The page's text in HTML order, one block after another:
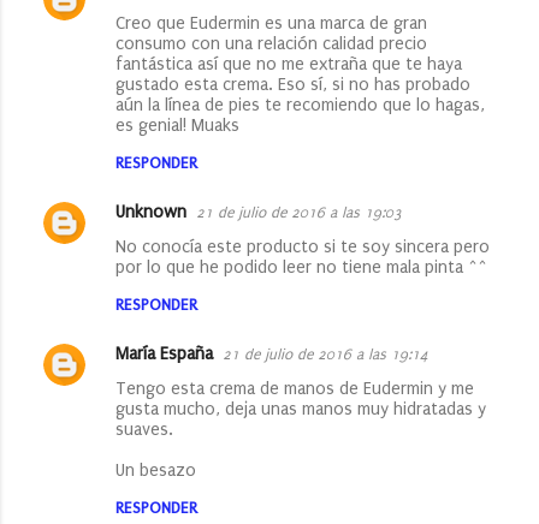
Creo que Eudermin es una marca de gran
consumo con una relación calidad precio
fantástica así que no me extraña que te haya
gustado esta crema. Eso sí, si no has probado
aún la línea de pies te recomiendo que lo hagas,
es genial! Muaks
RESPONDER
Unknown 21 de julio de 2016 a las 19:03
No conocía este producto si te soy sincera pero
por lo que he podido leer no tiene mala pinta ^^
RESPONDER
María España 21 de julio de 2016 a las 19:14
Tengo esta crema de manos de Eudermin y me
gusta mucho, deja unas manos muy hidratadas y
suaves.
Un besazo
RESPONDER